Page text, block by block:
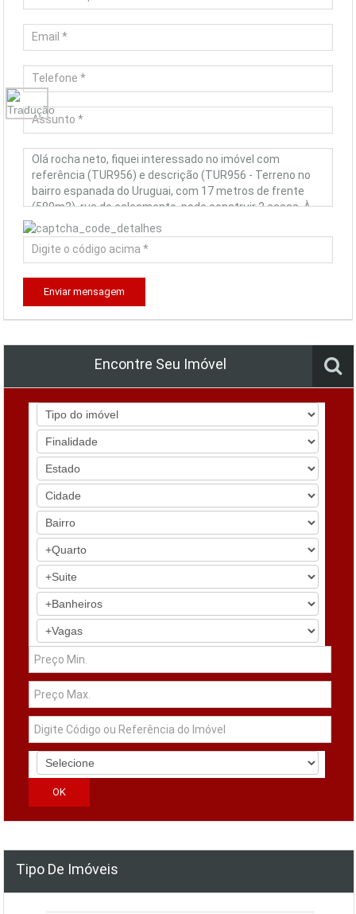
Enviar mensagem
Encontre Seu Imóvel
Tipo De Imóveis